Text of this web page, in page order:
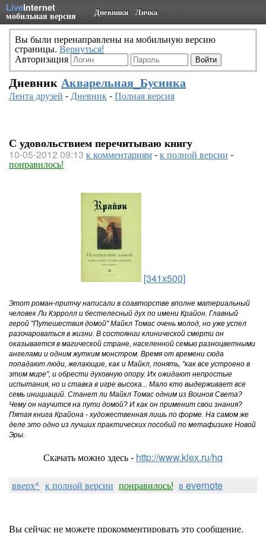
LiveInternet
мобильная версия Дневники Личка
Вы были перенаправлены на мобильную версию
страницы. Вернуться!
Авторизация
Дневник Акварельная_Бусинка
Лента друзей -Дневник-Полная версия
С удовольствием перечитываю книгу
10-05-2012 09:13 к комментариям-к полной версии -
понравилось!
[341x500]
Этот роман-притчу написали в соавторстве вполне материальный
человек Ли Кэрролл и бестелесный дух по имени Крайон. Главный
герой "Путешествия домой" Майкл Томас очень молод, но уже успел
разочароваться в жизни. В состоянии клинической смерти он
оказывается в магической стране, населенной семью разноцветными
ангелами и одним жутким монстром. Время от времени сюда
попадают люди, желающие, как и Майкл, понять, "как все устроено в
этом мире", и обрести духовную опору. Их ожидают непростые
испытания, но и ставка в игре высока... Мало кто выдерживает все
семь инициаций. Станет ли Майкл Томас одним из Воинов Света?
Чему он научится на пути домой? И как он применит свои знания?
Пятая книга Крайона - художественная лишь по форме. На самом же
деле это одно из лучших практических пособий по метафизике Новой
Эры.
Скачать можно здесь - http://www.klex.ru/hq
вверх^ к полной версии понравилось! в evernote
Вы сейчас не можете прокомментировать это сообщение.